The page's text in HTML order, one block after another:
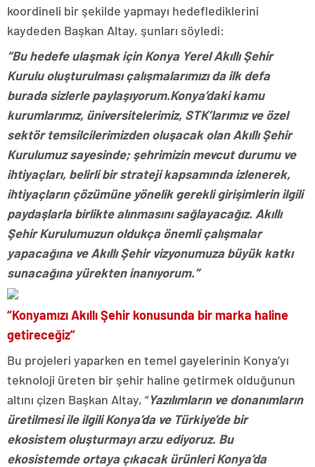
koordineli bir şekilde yapmayı hedeflediklerini
kaydeden Başkan Altay, şunları söyledi:
“Bu hedefe ulaşmak için Konya Yerel Akıllı Şehir
Kurulu oluşturulması çalışmalarımızı da ilk defa
burada sizlerle paylaşıyorum.Konya’daki kamu
kurumlarımız, üniversitelerimiz, STK’larımız ve özel
sektör temsilcilerimizden oluşacak olan Akıllı Şehir
Kurulumuz sayesinde; şehrimizin mevcut durumu ve
ihtiyaçları, belirli bir strateji kapsamında izlenerek,
ihtiyaçların çözümüne yönelik gerekli girişimlerin ilgili
paydaşlarla birlikte alınmasını sağlayacağız. Akıllı
Şehir Kurulumuzun oldukça önemli çalışmalar
yapacağına ve Akıllı Şehir vizyonumuza büyük katkı
sunacağına yürekten inanıyorum.”
“Konyamızı Akıllı Şehir konusunda bir marka haline
getireceğiz”
Bu projeleri yaparken en temel gayelerinin Konya’yı
teknoloji üreten bir şehir haline getirmek olduğunun
altını çizen Başkan Altay, “Yazılımların ve donanımların
üretilmesi ile ilgili Konya’da ve Türkiye’de bir
ekosistem oluşturmayı arzu ediyoruz. Bu
ekosistemde ortaya çıkacak ürünleri Konya’da